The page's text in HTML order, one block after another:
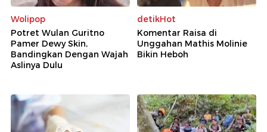
Wolipop
Potret Wulan Guritno
Pamer Dewy Skin,
Bandingkan Dengan Wajah
Aslinya Dulu
detikHot
Komentar Raisa di
Unggahan Mathis Molinie
Bikin Heboh